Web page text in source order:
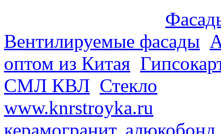
Вентилируемые фасады
оптом из Китая
СМЛ КВЛ Стекло
www.knrstroyka.ru
керамогранит,